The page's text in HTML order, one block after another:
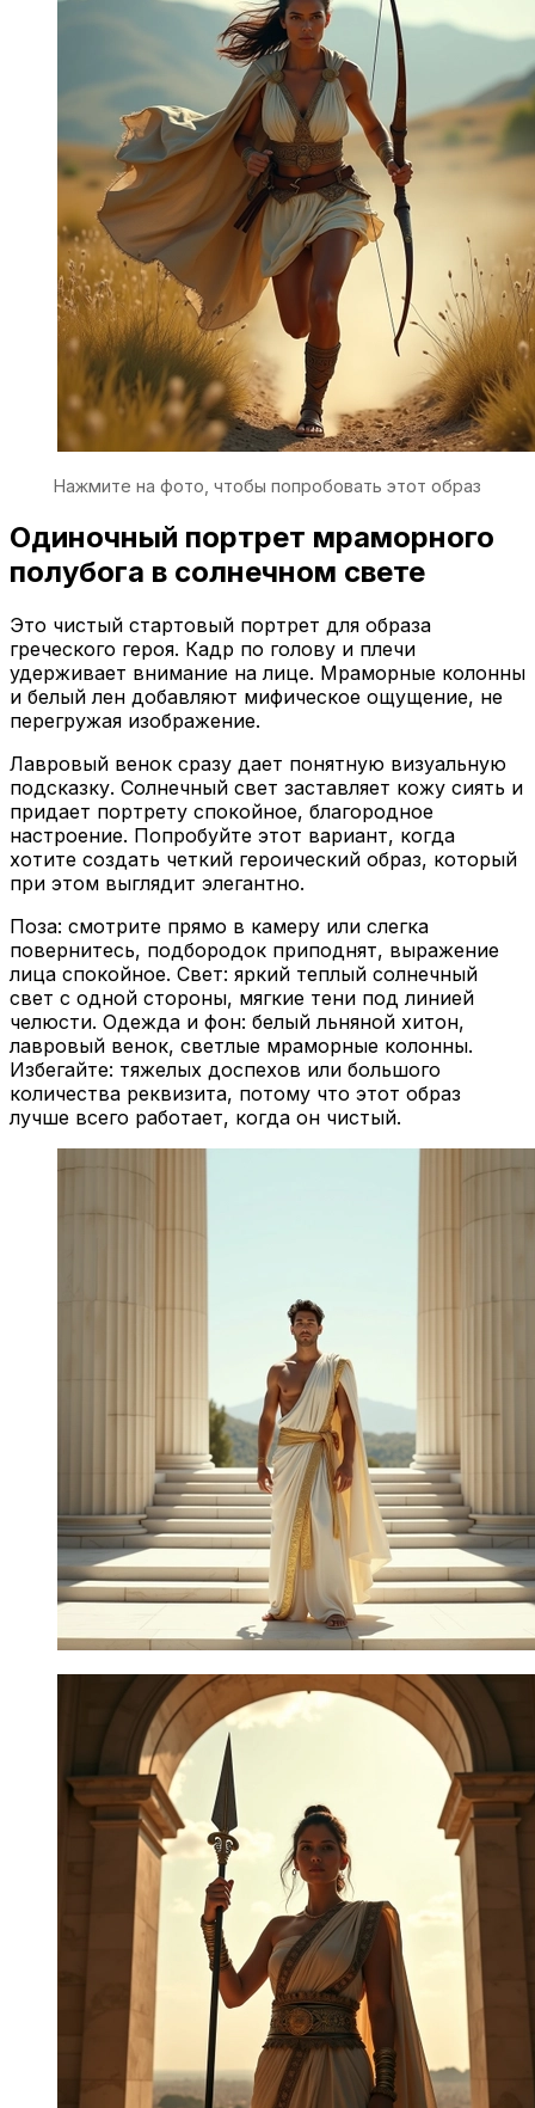
Нажмите на фото, чтобы попробовать этот образ
Одиночный портрет мраморного
полубога в солнечном свете
Это чистый стартовый портрет для образа
греческого героя. Кадр по голову и плечи
удерживает внимание на лице. Мраморные колонны
и белый лен добавляют мифическое ощущение, не
перегружая изображение.
Лавровый венок сразу дает понятную визуальную
подсказку. Солнечный свет заставляет кожу сиять и
придает портрету спокойное, благородное
настроение. Попробуйте этот вариант, когда
хотите создать четкий героический образ, который
при этом выглядит элегантно.
Поза: смотрите прямо в камеру или слегка
повернитесь, подбородок приподнят, выражение
лица спокойное. Свет: яркий теплый солнечный
свет с одной стороны, мягкие тени под линией
челюсти. Одежда и фон: белый льняной хитон,
лавровый венок, светлые мраморные колонны.
Избегайте: тяжелых доспехов или большого
количества реквизита, потому что этот образ
лучше всего работает, когда он чистый.